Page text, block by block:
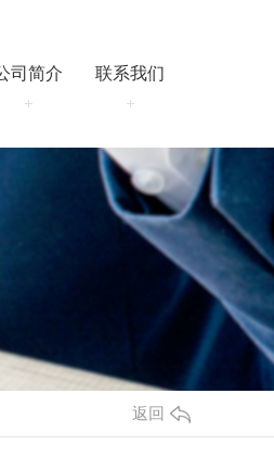
司简介 联系我们
17778961100
陕西省西安市灞桥区 港务区
E1区64幢5层（东5门5街4栋5
返回